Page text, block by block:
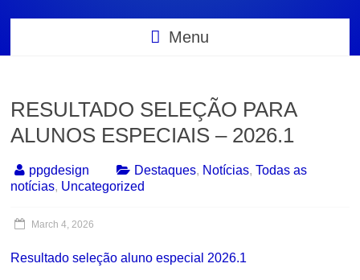
Menu
RESULTADO SELEÇÃO PARA
ALUNOS ESPECIAIS – 2026.1
ppgdesign Destaques, Notícias,Todas as
notícias, Uncategorized
March 4, 2026
Resultado seleção aluno especial 2026.1